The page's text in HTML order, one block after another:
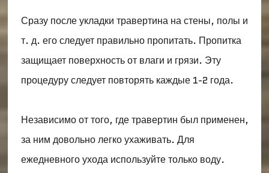
Сразу после укладки травертина на стены, полы и
т. д. его следует правильно пропитать. Пропитка
защищает поверхность от влаги и грязи. Эту
процедуру следует повторять каждые 1-2 года.
Независимо от того, где травертин был применен,
за ним довольно легко ухаживать. Для
ежедневного ухода используйте только воду.